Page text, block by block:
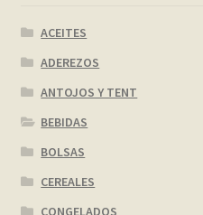
ACEITES
ADEREZOS
ANTOJOS Y TENT
BEBIDAS
BOLSAS
CEREALES
CONGELADOS